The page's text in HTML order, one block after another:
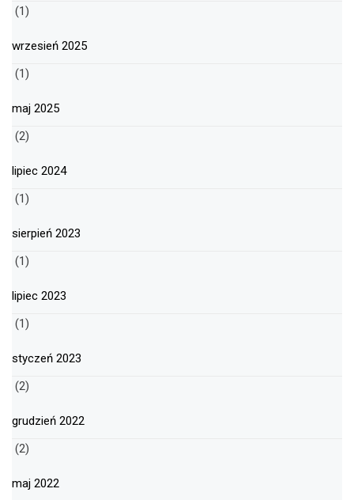
(1)
wrzesień 2025
(1)
maj 2025
(2)
lipiec 2024
(1)
sierpień 2023
(1)
lipiec 2023
(1)
styczeń 2023
(2)
grudzień 2022
(2)
maj 2022